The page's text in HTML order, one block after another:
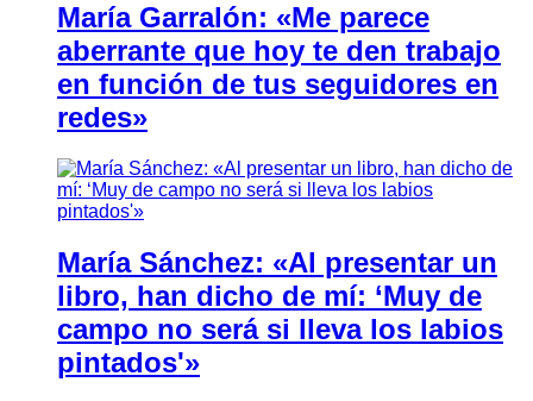
María Garralón: «Me parece
aberrante que hoy te den trabajo
en función de tus seguidores en
redes»
María Sánchez: «Al presentar un
libro, han dicho de mí: ‘Muy de
campo no será si lleva los labios
pintados'»